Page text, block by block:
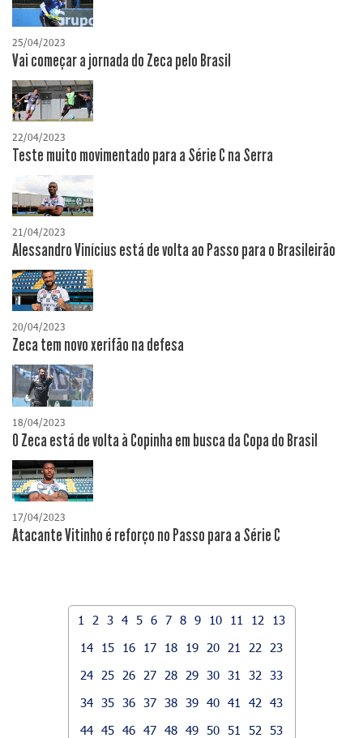
25/04/2023
Vai começar a jornada do Zeca pelo Brasil
22/04/2023
Teste muito movimentado para a Série C na Serra
21/04/2023
Alessandro Vinícius está de volta ao Passo para o Brasileirão
20/04/2023
Zeca tem novo xerifão na defesa
18/04/2023
O Zeca está de volta à Copinha em busca da Copa do Brasil
17/04/2023
Atacante Vitinho é reforço no Passo para a Série C
1 2 3 4 5 6 7 8 9 10 11 12
13
14
15 16 17 18 19 20 21 22
23
24
25 26 27 28 29 30 31 32
33
34 35 36 37 38 39 40 41 42
43
44 45 46 47 48 49 50 51 52
53